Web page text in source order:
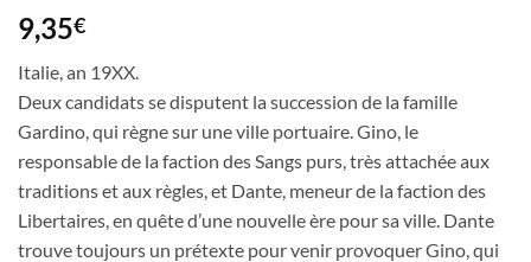
9,35€
Italie, an 19XX.
Deux candidats se disputent la succession de la famille
Gardino, qui règne sur une ville portuaire. Gino, le
responsable de la faction des Sangs purs, très attachée aux
traditions et aux règles, et Dante, meneur de la faction des
Libertaires, en quête d’une nouvelle ère pour sa ville. Dante
trouve toujours un prétexte pour venir provoquer Gino, qui